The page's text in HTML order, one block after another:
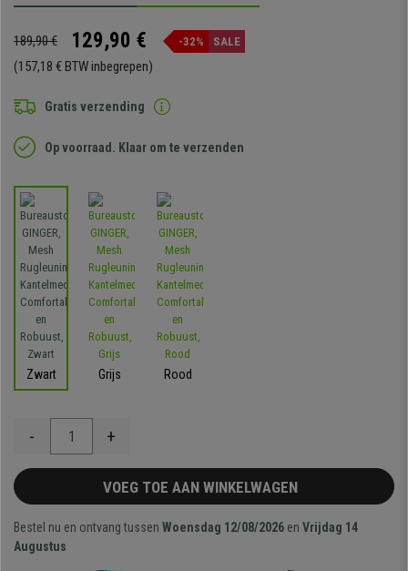
189,90 € 129,90 € -32% SALE
(157,18 € BTW inbegrepen)
Gratis verzending
Op voorraad. Klaar om te verzenden
Zwart Grijs Rood
- +
VOEG TOE AAN WINKELWAGEN
Bestel nu en ontvang tussen Woensdag 12/08/2026 en Vrijdag 14
Augustus